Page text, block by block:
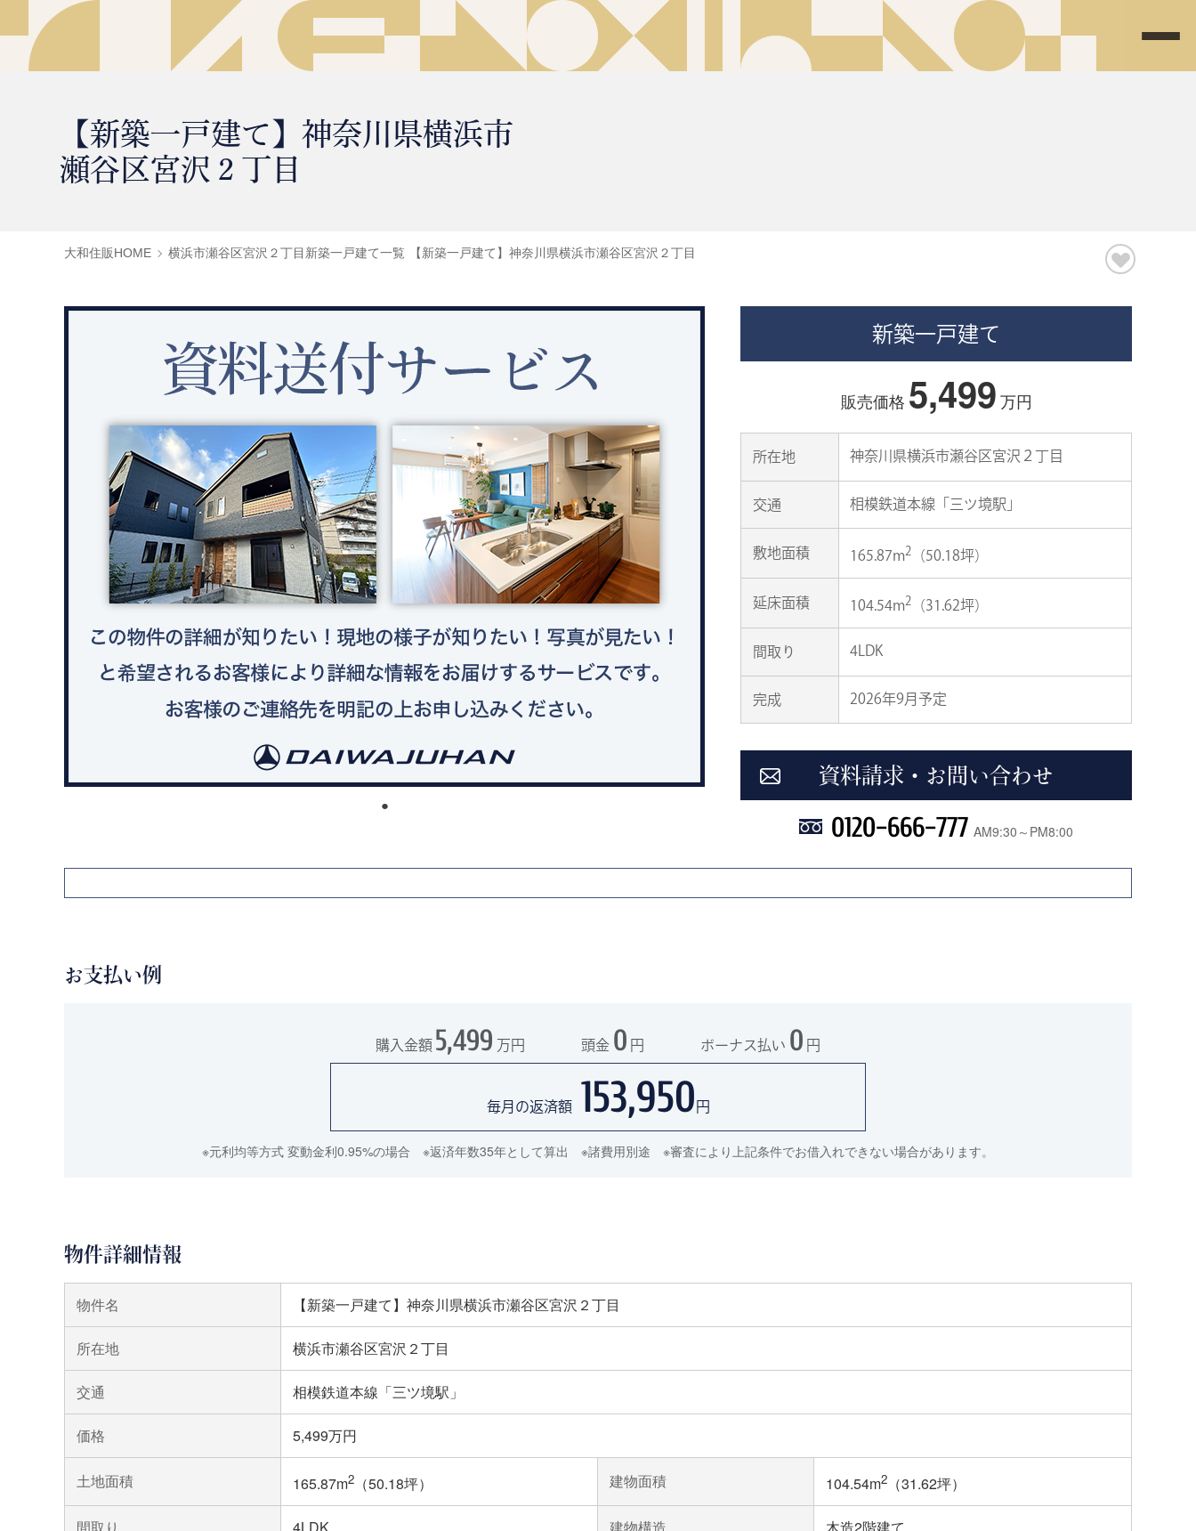
【新築一戸建て】神奈川県横浜市
瀬谷区宮沢２丁目
大和住販HOME 横浜市瀬谷区宮沢２丁目新築一戸建て一覧 【新築一戸建て】神奈川県横浜市瀬谷区宮沢２丁目
新築一戸建て
販売価格 5,499万円
所在地 神奈川県横浜市瀬谷区宮沢２丁目
交通 相模鉄道本線「三ツ境駅」
敷地面積 165.87m2 （50.18坪）
延床面積 104.54m2 （31.62坪）
間取り 4LDK
完成 2026年9月予定
資料請求・お問い合わせ
0120-666-777 AM9:30～PM8:00
お支払い例
購入金額 5,499 万円 頭金 0 円 ボーナス払い 0 円
毎月の返済額 153,950 円
※元利均等方式 変動金利0.95%の場合 ※返済年数35年として算出 ※諸費用別途 ※審査により上記条件でお借入れできない場合があります。
物件詳細情報
物件名 【新築一戸建て】神奈川県横浜市瀬谷区宮沢２丁目
所在地 横浜市瀬谷区宮沢２丁目
交通 相模鉄道本線「三ツ境駅」
価格 5,499万円
土地面積 165.87m2（50.18坪） 建物面積 104.54m2（31.62坪）